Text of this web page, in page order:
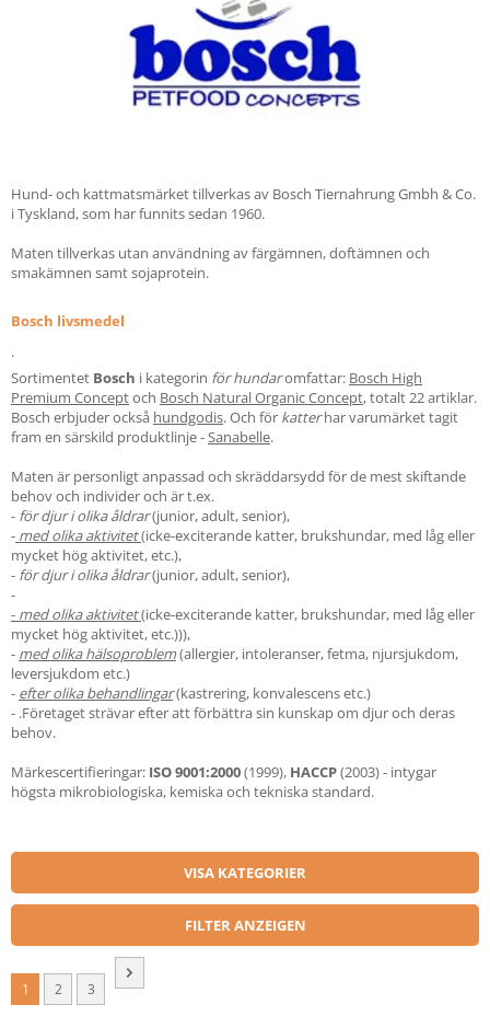
Hund- och kattmatsmärket tillverkas av Bosch Tiernahrung Gmbh & Co.
i Tyskland, som har funnits sedan 1960.
Maten tillverkas utan användning av färgämnen, doftämnen och
smakämnen samt sojaprotein.
Bosch livsmedel
.
Sortimentet Bosch i kategorin för hundaromfattar: Bosch High
Premium Conceptoch Bosch Natural Organic Concept, totalt 22 artiklar.
Bosch erbjuder också hundgodis. Och för katterhar varumärket tagit
fram en särskild produktlinje -Sanabelle.
Maten är personligt anpassad och skräddarsydd för de mest skiftande
behov och individer och är t.ex.
- för djur i olika åldrar(junior, adult, senior),
- med olika aktivitet(icke-exciterande katter, brukshundar, med låg eller
mycket hög aktivitet, etc.),
- för djur i olika åldrar(junior, adult, senior),
-
- med olika aktivitet(icke-exciterande katter, brukshundar, med låg eller
mycket hög aktivitet, etc.))),
- med olika hälsoproblem(allergier, intoleranser, fetma, njursjukdom,
leversjukdom etc.)
- efter olika behandlingar(kastrering, konvalescens etc.)
- .Företaget strävar efter att förbättra sin kunskap om djur och deras
behov.
Märkescertifieringar: ISO 9001:2000(1999), HACCP(2003) - intygar
högsta mikrobiologiska, kemiska och tekniska standard.
VISA KATEGORIER
FILTER ANZEIGEN
1 2 3